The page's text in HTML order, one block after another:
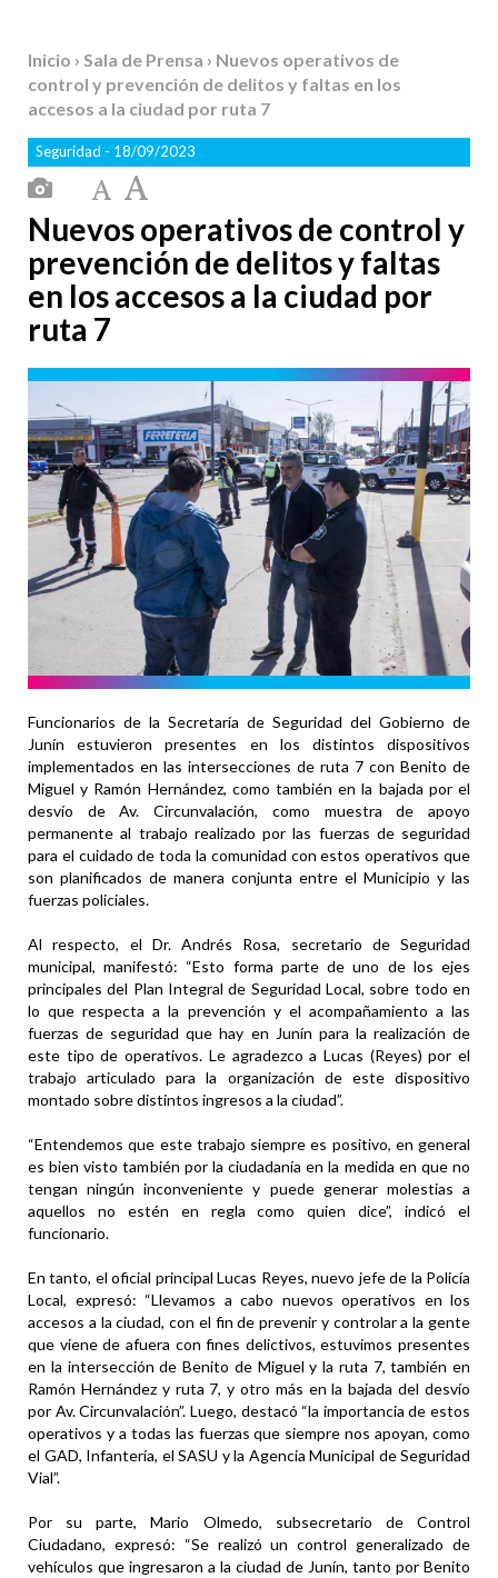
Inicio › Sala de Prensa › Nuevos operativos de
control y prevención de delitos y faltas en los
accesos a la ciudad por ruta 7
Seguridad - 18/09/2023
Nuevos operativos de control y
prevención de delitos y faltas
en los accesos a la ciudad por
ruta 7
Funcionarios de la Secretaría de Seguridad del Gobierno de
Junín estuvieron presentes en los distintos dispositivos
implementados en las intersecciones de ruta 7 con Benito de
Miguel y Ramón Hernández, como también en la bajada por el
desvío de Av. Circunvalación, como muestra de apoyo
permanente al trabajo realizado por las fuerzas de seguridad
para el cuidado de toda la comunidad con estos operativos que
son planificados de manera conjunta entre el Municipio y las
fuerzas policiales.
Al respecto, el Dr. Andrés Rosa, secretario de Seguridad
municipal, manifestó: “Esto forma parte de uno de los ejes
principales del Plan Integral de Seguridad Local, sobre todo en
lo que respecta a la prevención y el acompañamiento a las
fuerzas de seguridad que hay en Junín para la realización de
este tipo de operativos. Le agradezco a Lucas (Reyes) por el
trabajo articulado para la organización de este dispositivo
montado sobre distintos ingresos a la ciudad”.
“Entendemos que este trabajo siempre es positivo, en general
es bien visto también por la ciudadanía en la medida en que no
tengan ningún inconveniente y puede generar molestias a
aquellos no estén en regla como quien dice”, indicó el
funcionario.
En tanto, el oficial principal Lucas Reyes, nuevo jefe de la Policía
Local, expresó: “Llevamos a cabo nuevos operativos en los
accesos a la ciudad, con el fin de prevenir y controlar a la gente
que viene de afuera con fines delictivos, estuvimos presentes
en la intersección de Benito de Miguel y la ruta 7, también en
Ramón Hernández y ruta 7, y otro más en la bajada del desvío
por Av. Circunvalación”. Luego, destacó “la importancia de estos
operativos y a todas las fuerzas que siempre nos apoyan, como
el GAD, Infantería, el SASU y la Agencia Municipal de Seguridad
Vial”.
Por su parte, Mario Olmedo, subsecretario de Control
Ciudadano, expresó: “Se realizó un control generalizado de
vehículos que ingresaron a la ciudad de Junín, tanto por Benito